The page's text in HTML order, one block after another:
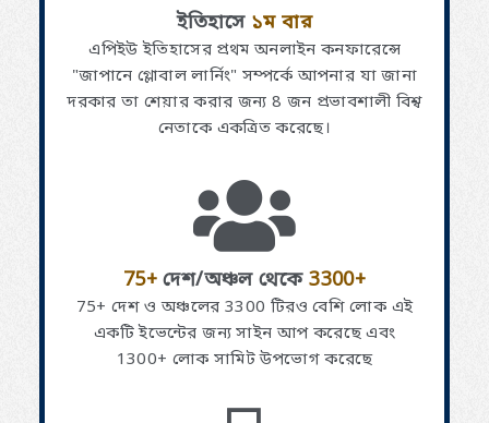
ইতিহাসে ১ম বার
এপিইউ ইতিহাসের প্রথম অনলাইন কনফারেন্সে
"জাপানে গ্লোবাল লার্নিং" সম্পর্কে আপনার যা জানা
দরকার তা শেয়ার করার জন্য 8 জন প্রভাবশালী বিশ্ব
নেতাকে একত্রিত করেছে।
75+ দেশ/অঞ্চল থেকে3300+
75+ দেশ ও অঞ্চলের 3300 টিরও বেশি লোক এই
একটি ইভেন্টের জন্য সাইন আপ করেছে এবং
1300+ লোক সামিট উপভোগ করেছে